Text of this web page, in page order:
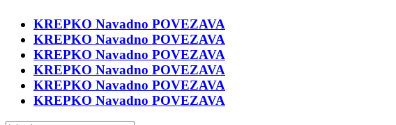
KREPKO Navadno POVEZAVA
KREPKO Navadno POVEZAVA
KREPKO Navadno POVEZAVA
KREPKO Navadno POVEZAVA
KREPKO Navadno POVEZAVA
KREPKO Navadno POVEZAVA